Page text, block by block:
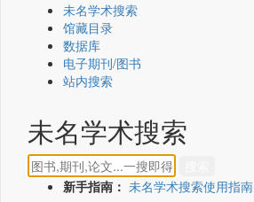
未名学术搜索
馆藏目录
数据库
电子期刊/图书
站内搜索
未名学术搜索
新手指南： 未名学术搜索使用指南